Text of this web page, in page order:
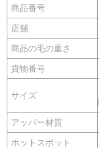
商品番号
店舗
商品の毛の重さ
貨物番号
サイズ
アッパー材質
ホットスポット